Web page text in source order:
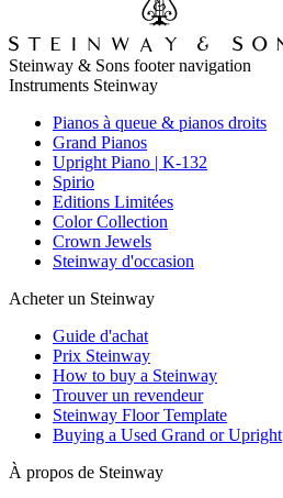
Steinway & Sons footer navigation
Instruments Steinway
Pianos à queue & pianos droits
Grand Pianos
Upright Piano | K-132
Spirio
Editions Limitées
Color Collection
Crown Jewels
Steinway d'occasion
Acheter un Steinway
Guide d'achat
Prix Steinway
How to buy a Steinway
Trouver un revendeur
Steinway Floor Template
Buying a Used Grand or Upright
À propos de Steinway